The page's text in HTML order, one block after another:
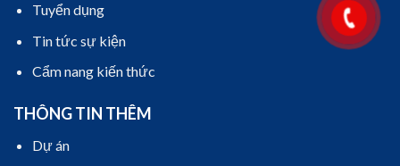
Tuyển dụng
Tin tức sự kiện
Cẩm nang kiến thức
THÔNG TIN THÊM
Dự án